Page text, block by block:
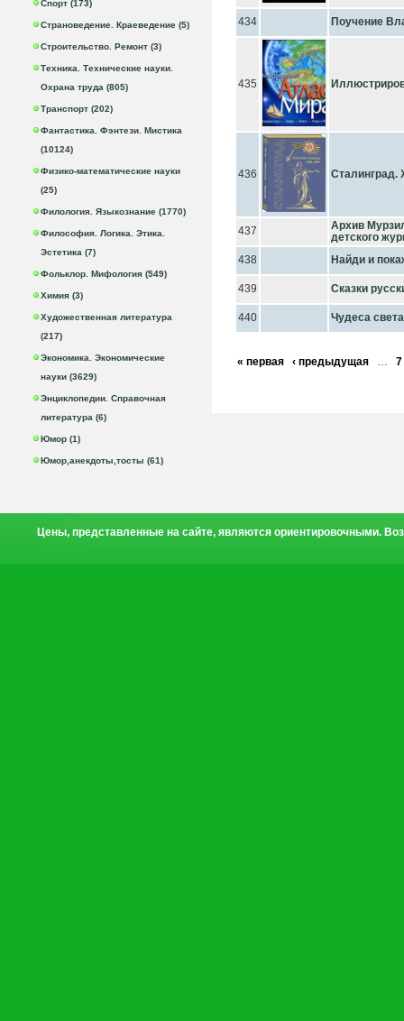
Спорт (173)
Страноведение. Краеведение (5)
Строительство. Ремонт (3)
Техника. Технические науки.
Охрана труда (805)
Транспорт (202)
Фантастика. Фэнтези. Мистика
(10124)
Физико-математические науки
(25)
Филология. Языкознание (1770)
Философия. Логика. Этика.
Эстетика (7)
Фольклор. Мифология (549)
Химия (3)
Художественная литература
(217)
Экономика. Экономические
науки (3629)
Энциклопедии. Справочная
литература (6)
Юмор (1)
Юмор,анекдоты,тосты (61)
434 Поучение
435
436 Сталинград.
437
Архив
детского
438
Найди и
439 Сказки
440 Чудеса
« первая ‹ предыдущая … 7
Цены, представленные на сайте, являются ориентировочными.